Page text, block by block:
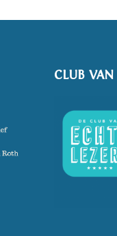
CLUB VAN